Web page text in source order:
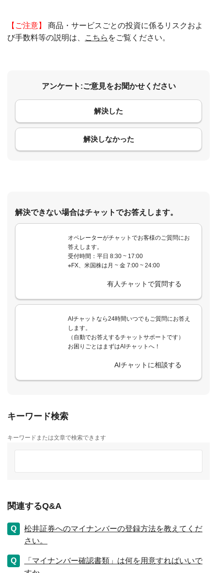
【ご注意】
商品・サービスごとの投資に係るリスクおよ
び手数料等の説明は、
こちら をご覧ください。
アンケート:ご意見をお聞かせください
解決した
解決しなかった
コメント
解決できない場合はチャットでお答えします。
オペレーターがチャットでお客様のご質問にお
答えします。
受付時間：平日 8:30 ~ 17:00
※FX、米国株は月 ~ 金 7:00 ~ 24:00
有人チャットで質問する
AIチャットなら24時間いつでもご質問にお答え
します。
（自動でお答えするチャットサポートです）
お困りごとはまずはAIチャットへ！
AIチャットに相談する
キーワード検索
キーワードまたは文章で検索できます
関連するQ&A
松井証券へのマイナンバーの登録方法を教えてくだ
さい。
「マイナンバー確認書類」は何を用意すればいいで